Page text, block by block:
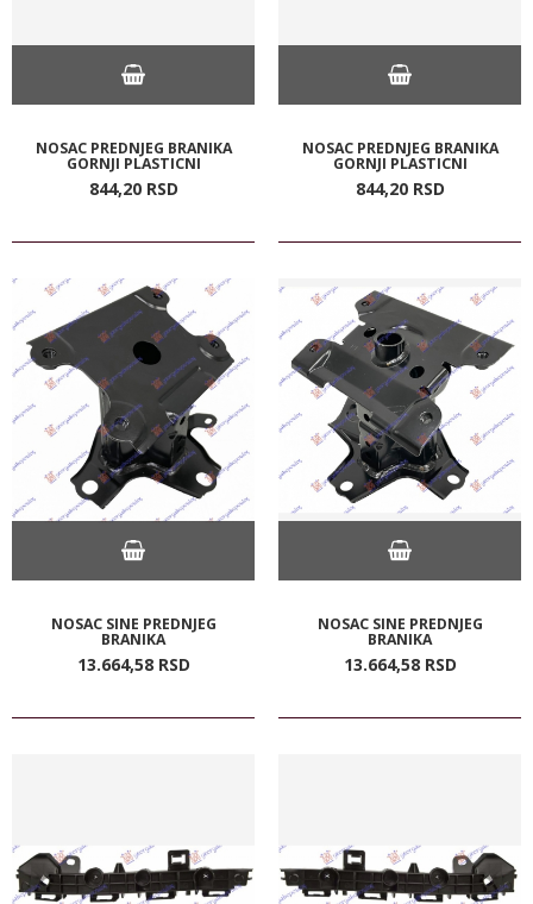
NOSAC PREDNJEG BRANIKA
GORNJI PLASTICNI
844,20 RSD
NOSAC PREDNJEG BRANIKA
GORNJI PLASTICNI
844,20 RSD
NOSAC SINE PREDNJEG
BRANIKA
13.664,58 RSD
NOSAC SINE PREDNJEG
BRANIKA
13.664,58 RSD